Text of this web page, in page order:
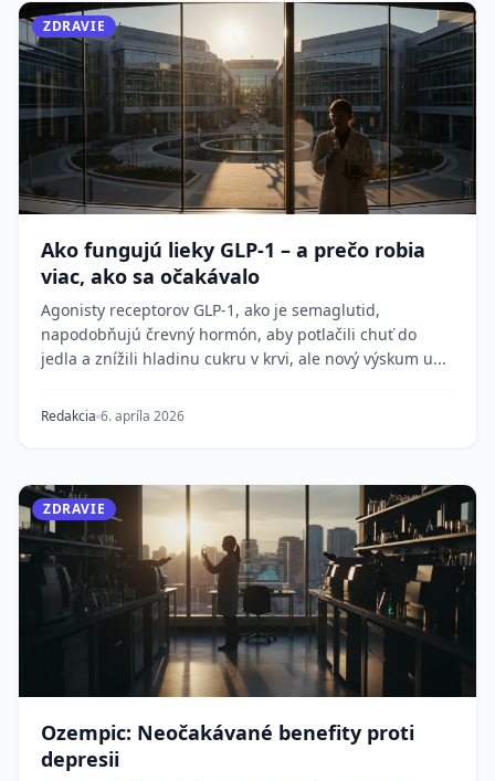
ZDRAVIE
Ako fungujú lieky GLP-1 – a prečo robia
viac, ako sa očakávalo
Agonisty receptorov GLP-1, ako je semaglutid,
napodobňujú črevný hormón, aby potlačili chuť do
jedla a znížili hladinu cukru v krvi, ale nový výskum u...
Redakcia 6. apríla 2026
ZDRAVIE
Ozempic: Neočakávané benefity proti
depresii